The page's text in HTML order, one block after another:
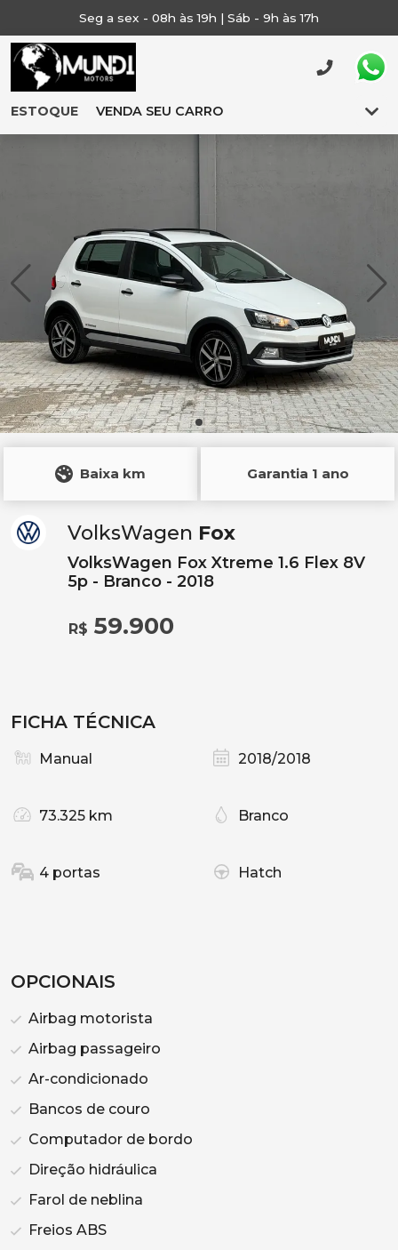
Seg a sex - 08h às 19h | Sáb - 9h às 17h
ESTOQUE VENDA SEU CARRO
Baixa km Garantia 1 ano
VolksWagen Fox
VolksWagen Fox Xtreme 1.6 Flex 8V
5p - Branco - 2018
R$ 59.900
FICHA TÉCNICA
Manual 2018/2018
73.325 km Branco
4 portas Hatch
OPCIONAIS
Airbag motorista
Airbag passageiro
Ar-condicionado
Bancos de couro
Computador de bordo
Direção hidráulica
Farol de neblina
Freios ABS